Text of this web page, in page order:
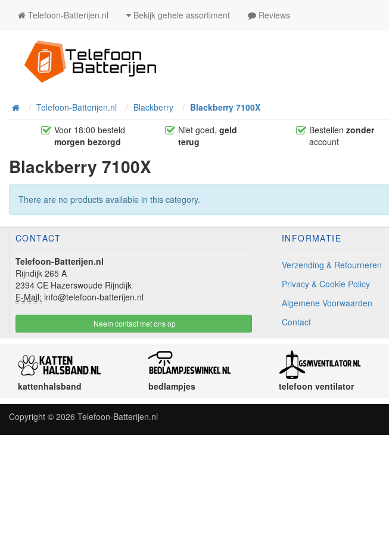
Telefoon-Batterijen.nl Bekijk gehele assortiment Reviews
HomeTelefoon-Batterijen.nl Blackberry
Blackberry 7100X
Voor 18:00 besteld
morgen bezorgd
Niet goed,geld
terug
Bestellen zonder
account
Blackberry 7100X
There are no products available in this category.
CONTACT
Telefoon-Batterijen.nl
Rijndijk 265 A
2394 CE Hazerswoude Rijndijk
E-Mail: info@telefoon-batterijen.nl
Neem contact met ons op
INFORMATIE
Verzending & Retourneren
Privacy & Cookie Policy
Algemene Voorwaarden
Contact
kattenhalsband bedlampjes telefoon ventilator
Copyright © 2026 Telefoon-Batterijen.nl